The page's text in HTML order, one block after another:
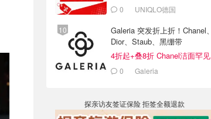
0 UNIQLO德国
Galeria 突发折上折！Chanel、
Dior、Staub、黑绷带
4折起+叠8折 Chanel洁面罕见
€430 Galeria
探亲访友签证保险 拒签全额退款